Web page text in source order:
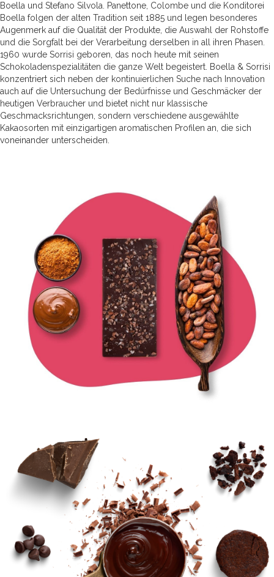
Boella und Stefano Silvola. Panettone, Colombe und die Konditorei
Boella folgen der alten Tradition seit 1885 und legen besonderes
Augenmerk auf die Qualität der Produkte, die Auswahl der Rohstoffe
und die Sorgfalt bei der Verarbeitung derselben in all ihren Phasen.
1960 wurde Sorrisi geboren, das noch heute mit seinen
Schokoladenspezialitäten die ganze Welt begeistert. Boella & Sorrisi
konzentriert sich neben der kontinuierlichen Suche nach Innovation
auch auf die Untersuchung der Bedürfnisse und Geschmäcker der
heutigen Verbraucher und bietet nicht nur klassische
Geschmacksrichtungen, sondern verschiedene ausgewählte
Kakaosorten mit einzigartigen aromatischen Profilen an, die sich
voneinander unterscheiden.